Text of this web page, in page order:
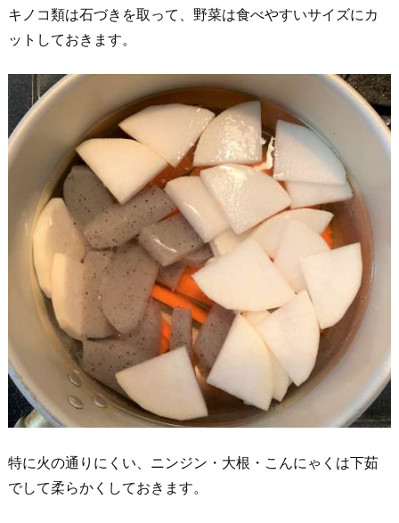
キノコ類は石づきを取って、野菜は食べやすいサイズにカ
ットしておきます。
特に火の通りにくい、ニンジン・大根・こんにゃくは下茹
でして柔らかくしておきます。